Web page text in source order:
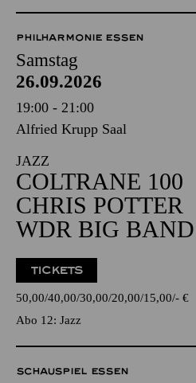
PHILHARMONIE ESSEN
Samstag
26.09.2026
19:00 - 21:00
Alfried Krupp Saal
JAZZ
COLTRANE 100
CHRIS POTTER
WDR BIG BAND
TICKETS
50,00 40,00 30,00 20,00 15,00 - €
Abo 12: Jazz
SCHAUSPIEL ESSEN